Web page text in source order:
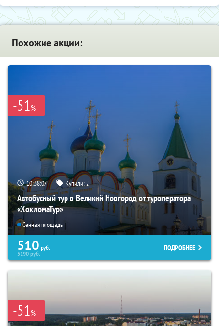
Похожие акции:
-51%
10:38:05 Купили:2
Автобусный тур в Великий Новгород от туроператора
«ХохломаТур»
Сенная площадь
510 руб.
5190руб.
ПОДРОБНЕЕ
-51%